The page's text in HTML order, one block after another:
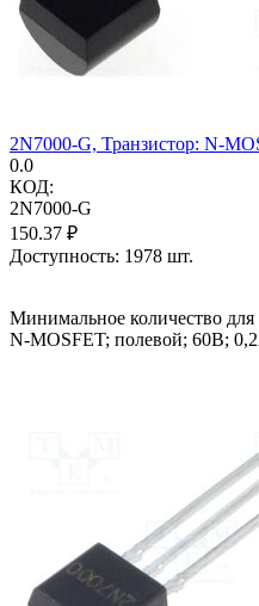
2N7000-G, Транзистор: N-
0.0
КОД:
2N7000-G
150.37 ₽
Доступность: 1978 шт.
Минимальное количество
N-MOSFET; полевой; 60В;